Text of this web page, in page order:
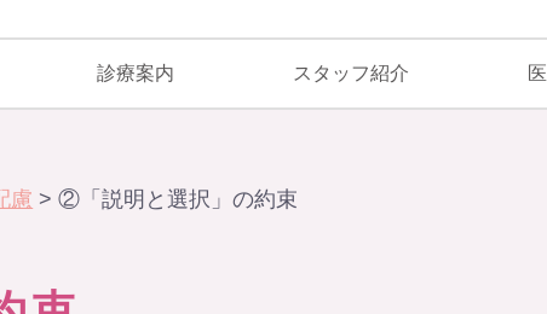
診療案内 スタッフ紹介
慮 >②「説明と選択」の約束